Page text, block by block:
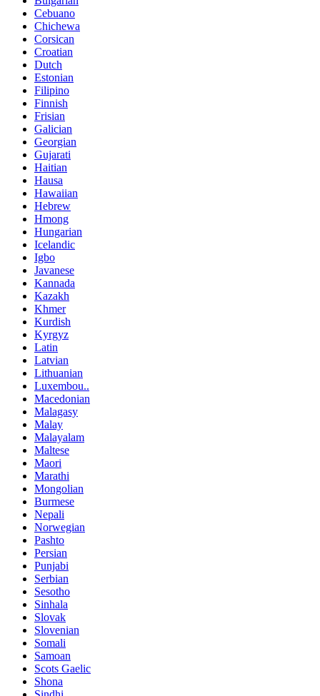
Cebuano
Chichewa
Corsican
Croatian
Dutch
Estonian
Filipino
Finnish
Frisian
Galician
Georgian
Gujarati
Haitian
Hausa
Hawaiian
Hebrew
Hmong
Hungarian
Icelandic
Igbo
Javanese
Kannada
Kazakh
Khmer
Kurdish
Kyrgyz
Latin
Latvian
Lithuanian
Luxembou..
Macedonian
Malagasy
Malay
Malayalam
Maltese
Maori
Marathi
Mongolian
Burmese
Nepali
Norwegian
Pashto
Persian
Punjabi
Serbian
Sesotho
Sinhala
Slovak
Slovenian
Somali
Samoan
Scots Gaelic
Shona